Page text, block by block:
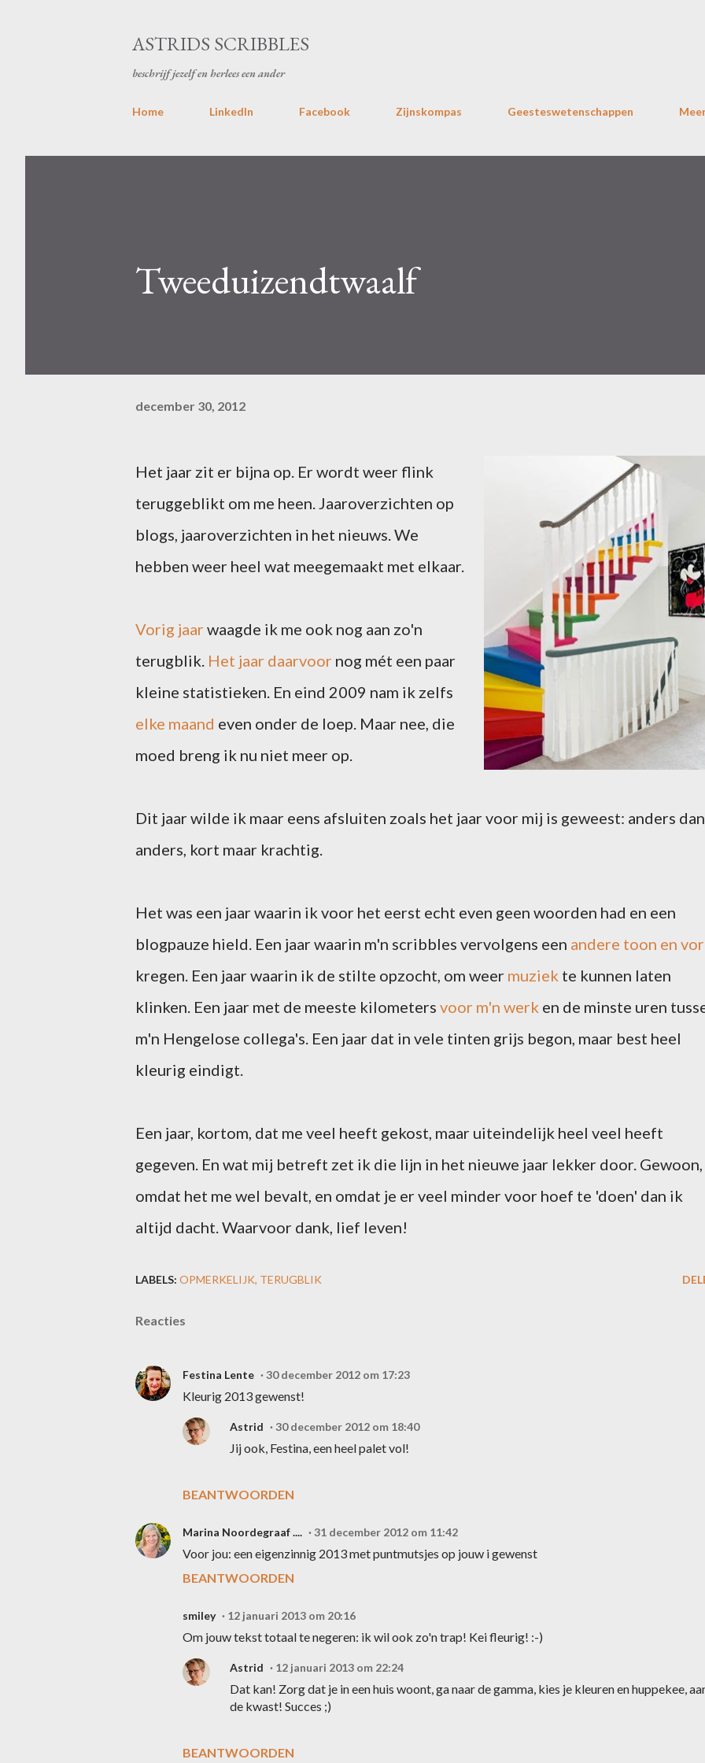
ASTRIDS SCRIBBLES
beschrijf jezelf en herlees een ander
Home LinkedIn Facebook Zijnskompas Geesteswetenschappen
Tweeduizendtwaalf
december 30, 2012
Het jaar zit er bijna op. Er wordt weer flink
teruggeblikt om me heen. Jaaroverzichten op
blogs, jaaroverzichten in het nieuws. We
hebben weer heel wat meegemaakt met elkaar.
Vorig jaar waagde ik me ook nog aan zo'n
terugblik. Het jaar daarvoor nog mét een paar
kleine statistieken. En eind 2009 nam ik zelfs
elke maand even onder de loep. Maar nee, die
moed breng ik nu niet meer op.
Dit jaar wilde ik maar eens afsluiten zoals het jaar voor mij is geweest: anders dan
anders, kort maar krachtig.
Het was een jaar waarin ik voor het eerst echt even geen woorden had en een
blogpauze hield. Een jaar waarin m'n scribbles vervolgens een andere toon en
kregen. Een jaar waarin ik de stilte opzocht, om weer muziek te kunnen laten
klinken. Een jaar met de meeste kilometers voor m'n werk en de minste uren
m'n Hengelose collega's. Een jaar dat in vele tinten grijs begon, maar best heel
kleurig eindigt.
Een jaar, kortom, dat me veel heeft gekost, maar uiteindelijk heel veel heeft
gegeven. En wat mij betreft zet ik die lijn in het nieuwe jaar lekker door. Gewoon,
omdat het me wel bevalt, en omdat je er veel minder voor hoef te 'doen' dan ik
altijd dacht. Waarvoor dank, lief leven!
LABELS: OPMERKELIJK TERUGBLIK
Reacties
Festina Lente 30 december 2012 om 17:23
Kleurig 2013 gewenst!
BEANTWOORDEN
Astrid 30 december 2012 om 18:40
Jij ook, Festina, een heel palet vol!
Marina Noordegraaf .... 31 december 2012 om 11:42
Voor jou: een eigenzinnig 2013 met puntmutsjes op jouw i gewenst
BEANTWOORDEN
smiley 12 januari 2013 om 20:16
Om jouw tekst totaal te negeren: ik wil ook zo'n trap! Kei fleurig! :-)
BEANTWOORDEN
Astrid 12 januari 2013 om 22:24
Dat kan! Zorg dat je in een huis woont, ga naar de gamma, kies je kleuren en huppekee,
de kwast! Succes ;)